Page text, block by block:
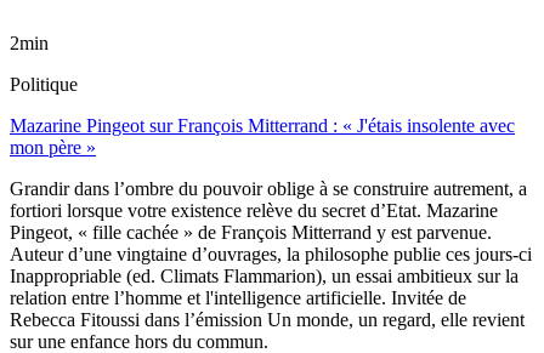
2min
Politique
Mazarine Pingeot sur François Mitterrand : « J'étais insolente avec
mon père »
Grandir dans l’ombre du pouvoir oblige à se construire autrement, a
fortiori lorsque votre existence relève du secret d’Etat. Mazarine
Pingeot, « fille cachée » de François Mitterrand y est parvenue.
Auteur d’une vingtaine d’ouvrages, la philosophe publie ces jours-ci
Inappropriable (ed. Climats Flammarion), un essai ambitieux sur la
relation entre l’homme et l'intelligence artificielle. Invitée de
Rebecca Fitoussi dans l’émission Un monde, un regard, elle revient
sur une enfance hors du commun.